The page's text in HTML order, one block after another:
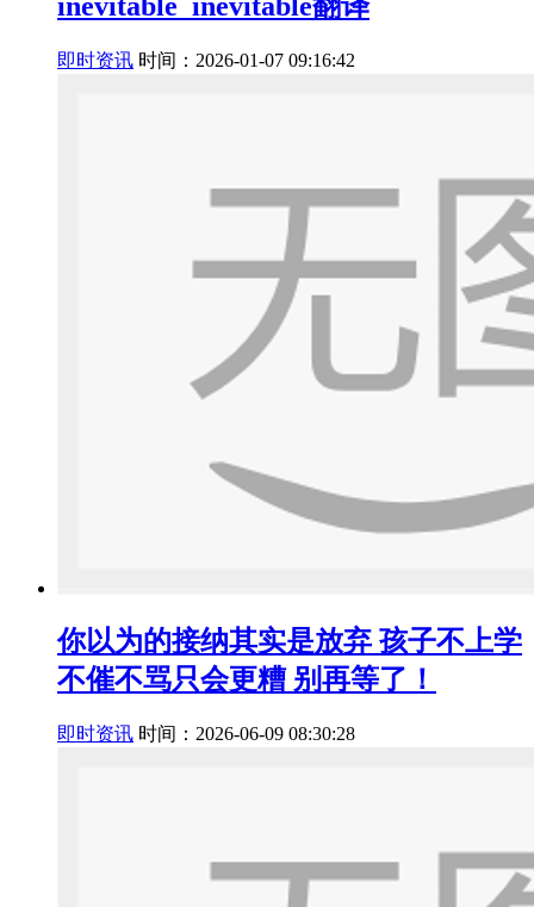
即时资讯 时间：2026-01-07 09:16:42
你以为的接纳其实是放弃 孩子不上学
不催不骂只会更糟 别再等了！
即时资讯 时间：2026-06-09 08:30:28